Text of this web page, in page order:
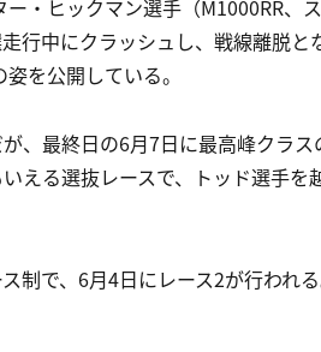
・ヒックマン選手（M1000RR、
行中にクラッシュし、戦線離脱
を公開している。
、最終日の6月7日に最高峰クラ
える選抜レースで、トッド選手
制で、6月4日にレース2が行われ